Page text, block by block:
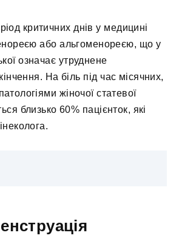
критичних днів у медицині
або альгоменореєю, що у
означає утруднене
На біль під час місячних,
жіночої статевої
близько 60% пацієнток, які